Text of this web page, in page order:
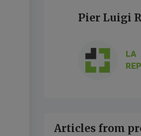
Pier Luigi
LA
Articles from